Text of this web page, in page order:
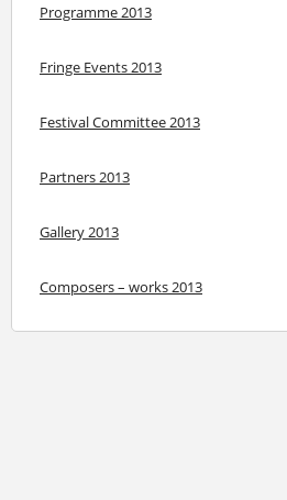
Programme 2013
Fringe Events 2013
Festival Committee 2013
Partners 2013
Gallery 2013
Composers – works 2013